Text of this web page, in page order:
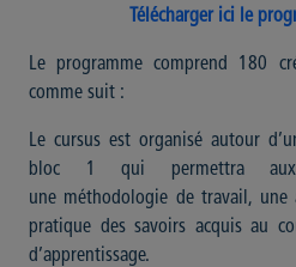
Télécharger ici le
Le programme comprend 180
comme suit :
Le cursus est organisé autour
bloc 1 qui permettra aux
une méthodologie de travail,
pratique des savoirs acquis au
d’apprentissage.